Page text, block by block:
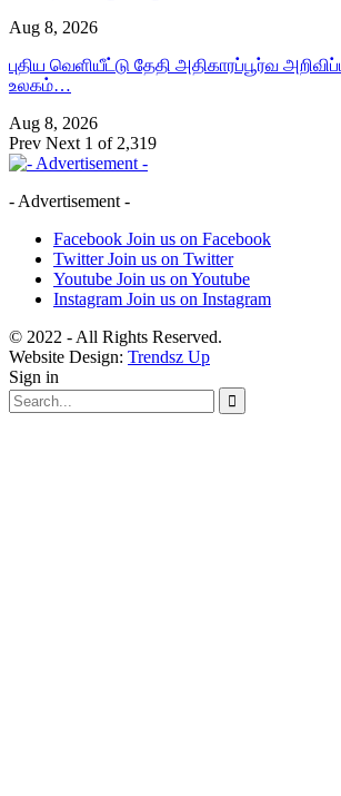
Aug 8, 2026
புதிய வெளியீட்டு தேதி அதிகாரப்பூர்வ
உலகம்…
Aug 8, 2026
Prev Next 1 of 2,319
- Advertisement -
Facebook Join us on Facebook
Twitter Join us on Twitter
Youtube Join us on Youtube
Instagram Join us on Instagram
© 2022 - All Rights Reserved.
Website Design: Trendsz Up
Sign in